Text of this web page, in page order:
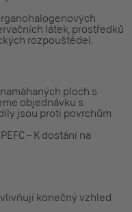
látek, prostředků
rozpouštědel.
ploch s
objednávku s
jsou proti povrchům
– K dostání na
konečný vzhled